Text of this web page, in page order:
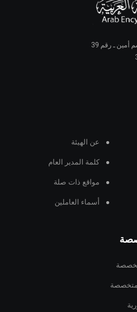
ـ رقم 39
عن الهيئة
كلمة المدير العام
مواقع ذات صلة
أسماء العاملين